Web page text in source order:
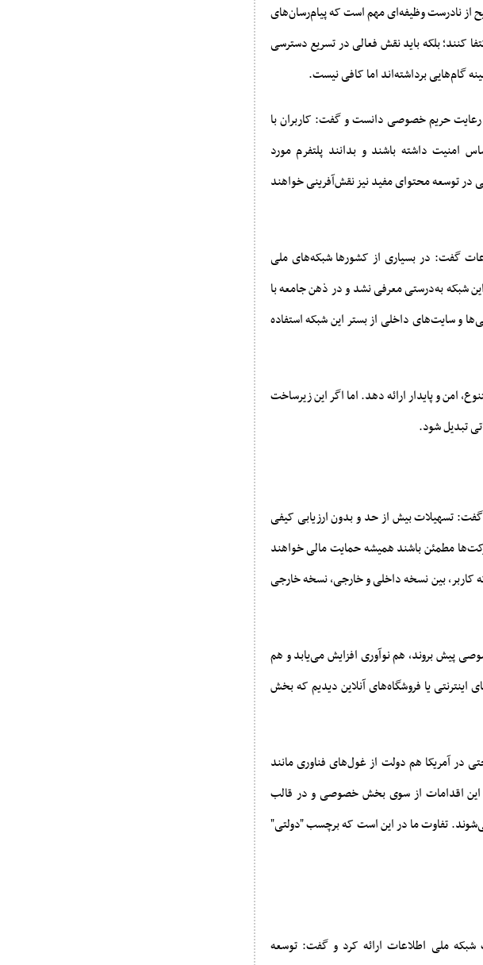
از نادرست وظیفه‌ای مهم است که پیام‌رسان‌های
کنند؛ بلکه باید نقش فعالی در تسریع دسترسی
گام‌هایی برداشته‌اند اما کافی نیست.
رعایت حریم خصوصی دانست و گفت: کاربران با
امنیت داشته باشند و بدانند پلتفرم مورد
در توسعه محتوای مفید نیز نقش‌آفرینی خواهند
گفت: در بسیاری از کشورها شبکه‌های ملی
شبکه به‌درستی معرفی نشد و در ذهن جامعه با
و سایت‌های داخلی از بستر این شبکه استفاده
امن و پایدار ارائه دهد. اما اگر این زیرساخت
تبدیل شود.
گفت: تسهیلات بیش از حد و بدون ارزیابی کیفی
مطمئن باشند همیشه حمایت مالی خواهند
کاربر، بین نسخه داخلی و خارجی، نسخه خارجی
پیش بروند، هم نوآوری افزایش می‌یابد و هم
یا فروشگاه‌های آنلاین دیدیم که بخش
در آمریکا هم دولت از غول‌های فناوری مانند
این اقدامات از سوی بخش خصوصی و در قالب
تفاوت ما در این است که برچسب "دولتی"
شبکه ملی اطلاعات ارائه کرد و گفت: توسعه